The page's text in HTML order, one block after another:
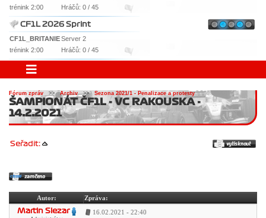
trénink 2:00
Hráčů: 0 / 45
CF1L 2026 Sprint
CF1L_BRITANIEServer 2
trénink 2:00
Hráčů: 0 / 45
Fórum zpráv >>Archiv>> Sezona 2021/1 - Penalizace a protesty
ŠAMPIONÁT ČF1L - VC RAKOUSKA -
14.2.2021
Seřadit:
Autor:
Zpráva:
Martin Slezar
16.02.2021 - 22:40